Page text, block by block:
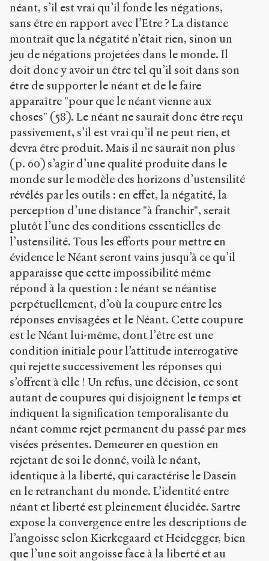
néant, s’il est vrai qu’il fonde les négations,
sans être en rapport avec l’Etre ? La distance
montrait que la négatité n’était rien, sinon un
jeu de négations projetées dans le monde. Il
doit donc y avoir un être tel qu’il soit dans son
être de supporter le néant et de le faire
apparaître "pour que le néant vienne aux
choses" (58). Le néant ne saurait donc être reçu
passivement, s’il est vrai qu’il ne peut rien, et
devra être produit. Mais il ne saurait non plus
(p. 60) s’agir d’une qualité produite dans le
monde sur le modèle des horizons d’ustensilité
révélés par les outils : en effet, la négatité, la
perception d’une distance "à franchir", serait
plutôt l’une des conditions essentielles de
l’ustensilité. Tous les efforts pour mettre en
évidence le Néant seront vains jusqu’à ce qu’il
apparaisse que cette impossibilité même
répond à la question : le néant se néantise
perpétuellement, d’où la coupure entre les
réponses envisagées et le Néant. Cette coupure
est le Néant lui-même, dont l’être est une
condition initiale pour l’attitude interrogative
qui rejette successivement les réponses qui
s’offrent à elle ! Un refus, une décision, ce sont
autant de coupures qui disjoignent le temps et
indiquent la signification temporalisante du
néant comme rejet permanent du passé par mes
visées présentes. Demeurer en question en
rejetant de soi le donné, voilà le néant,
identique à la liberté, qui caractérise le Dasein
en le retranchant du monde. L’identité entre
néant et liberté est pleinement élucidée. Sartre
expose la convergence entre les descriptions de
l’angoisse selon Kierkegaard et Heidegger, bien
que l’une soit angoisse face à la liberté et au